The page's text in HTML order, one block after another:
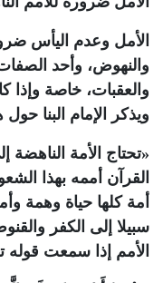
الأمل وعدم اليأس
والنهوض، وأحد
والعقبات، خاصة وإذا
ويذكر الإمام البنا
«تحتاج الأمة الناهضة
القرآن أممه بهذا
أمة كلها حياة وهمة
سبيلا إلى الكفر
الأمم إذا سمعت قوله